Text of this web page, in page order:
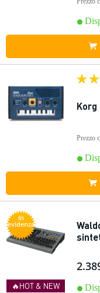
Korg
Prezzo
In
evidenza
🔥HOT & NEW